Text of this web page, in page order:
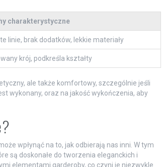
charakterystyczne
linie, brak dodatków, lekkie materiały
krój, podkreśla kształty
ale także komfortowy, szczególnie jeśli
wykonany, oraz na jakość wykończenia, aby
wpłynąć na to, jak odbierają nas inni. W tym
są doskonałe do tworzenia eleganckich i
elementami garderoby, co czyni je niezwykle